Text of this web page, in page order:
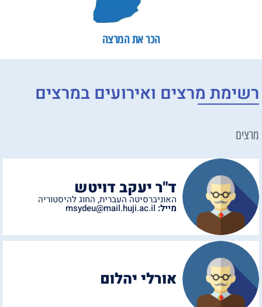
הכר את המרצה​
רשימת מרצים ואירועים במרצים
מרצים
ד"ר יעקב דויטש
האוניברסיטה העברית, החוג להיסטוריה
מייל: msydeu@mail.huji.ac.il
אורלי יהלום